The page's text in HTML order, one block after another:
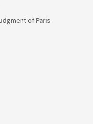
of Paris